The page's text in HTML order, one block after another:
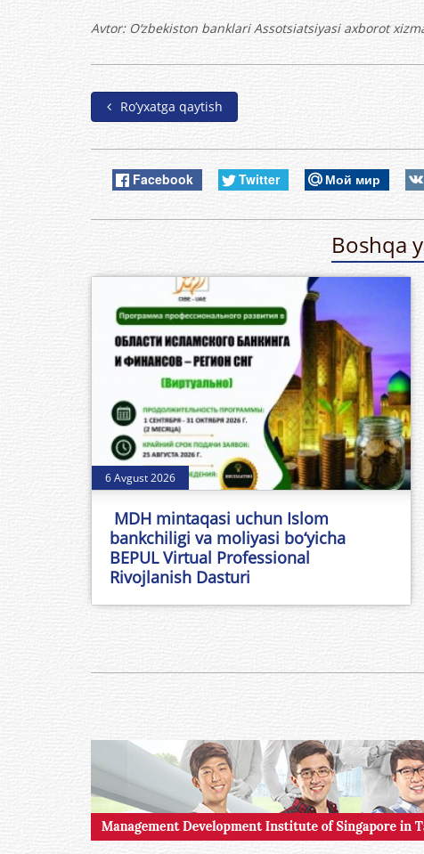
Avtor: O‘zbekiston banklari Assotsiatsiyasi axborot
Ro’yxatga qaytish
Facebook Twitter Мой мир
Boshqa
6 Avgust 2026
MDH mintaqasi uchun Islom
bankchiligi va moliyasi bo‘yicha
BEPUL Virtual Professional
Rivojlanish Dasturi